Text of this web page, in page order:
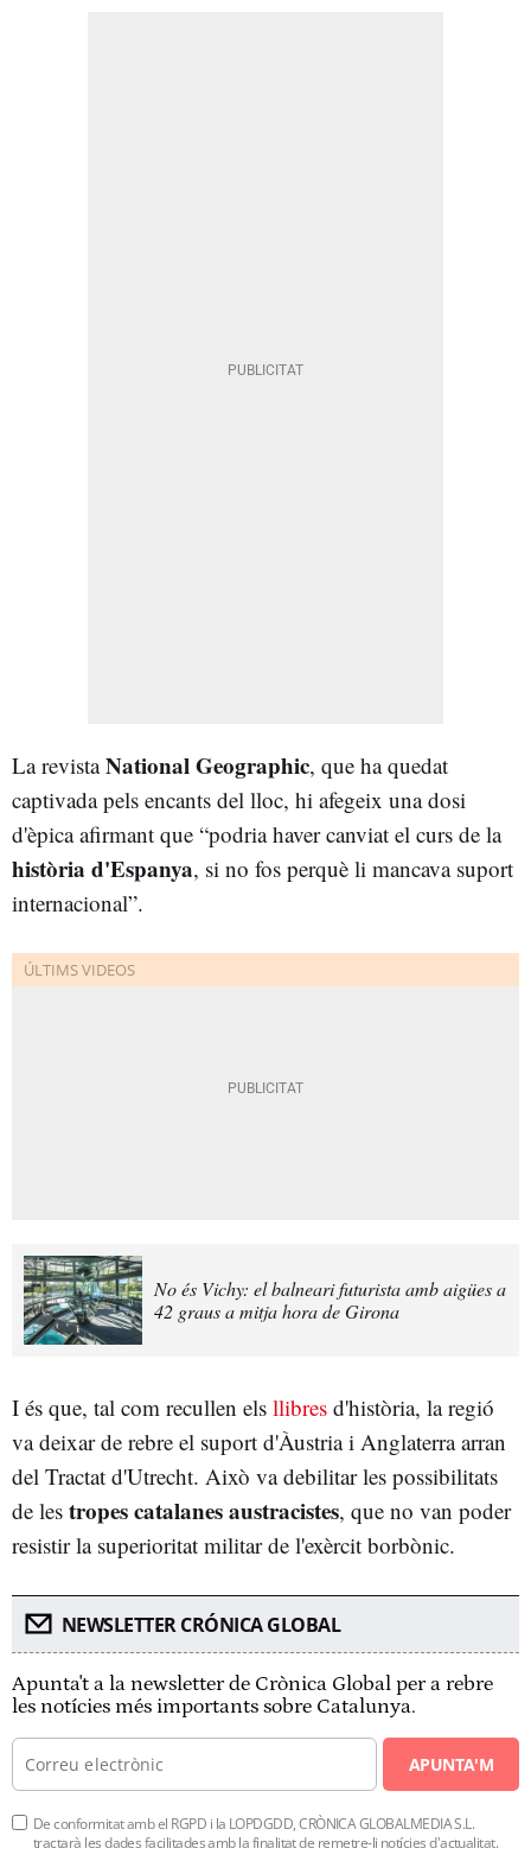
La revistaNational Geographic, que ha quedat
captivada pels encants del lloc, hi afegeix una dosi
d'èpica afirmant que “podria haver canviat el curs de la
història d'Espanya, si no fos perquè li mancava suport
internacional”.
No és Vichy: el balneari futurista amb aigües a
42 graus a mitja hora de Girona
I és que, tal com recullen els llibres d'història, la regió
va deixar de rebre el suport d'Àustria i Anglaterra arran
del Tractat d'Utrecht. Això va debilitar les possibilitats
de les tropes catalanes austracistes, que no van poder
resistir la superioritat militar de l'exèrcit borbònic.
NEWSLETTER CRÓNICA GLOBAL
Apunta't a la newsletter de Crònica Global per a rebre
les notícies més importants sobre Catalunya.
APUNTA'M
De conformitat amb el RGPD i la LOPDGDD, CRÒNICA GLOBALMEDIA S.L.
tractarà les dades facilitades amb la finalitat de remetre-li notícies d'actualitat.